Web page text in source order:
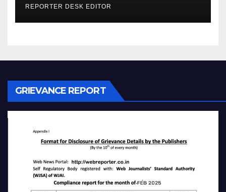
REPORTER DESK EDITOR
GRIEVANCE REPORT